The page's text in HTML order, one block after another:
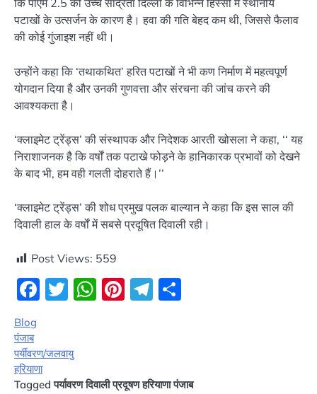
कि पीएम 2.5 की उच्च सांद्रता दिल्ली के विभिन्न हिस्सों में स्थानीय
पटाखों के उत्सर्जन के कारण है। हवा की गति बेहद कम थी, जिससे फैलाव
की कोई गुंजाइश नहीं थी।
उन्होंने कहा कि ‘तथाकथित’ हरित पटाखों ने भी कण निर्माण में महत्वपूर्ण
योगदान दिया है और उनकी गुणवत्ता और संरचना की जांच करने की
आवश्यकता है।
‘क्लाइमेट ट्रेंड्स’ की संस्थापक और निदेशक आरती खोसला ने कहा, ‘‘ यह
निराशाजनक है कि वर्षों तक पटाखे फोड़ने के हानिकारक प्रभावों को देखने
के बाद भी, हम वही गलती दोहराते हैं।’’
‘क्लाइमेट ट्रेंड्स’ की शोध प्रमुख पलक बाल्यान ने कहा कि इस साल की
दिवाली हाल के वर्षों में सबसे प्रदूषित दिवाली रही।
Post Views: 559
Facebook
Twitter
WhatsApp
Pinterest
Telegram
Blog
पंजाब
पर्यीवरण/जलवायु
हरियाणा
Taggedपर्यावरण दिवाली प्रदूषण हरियाणा पंजाब